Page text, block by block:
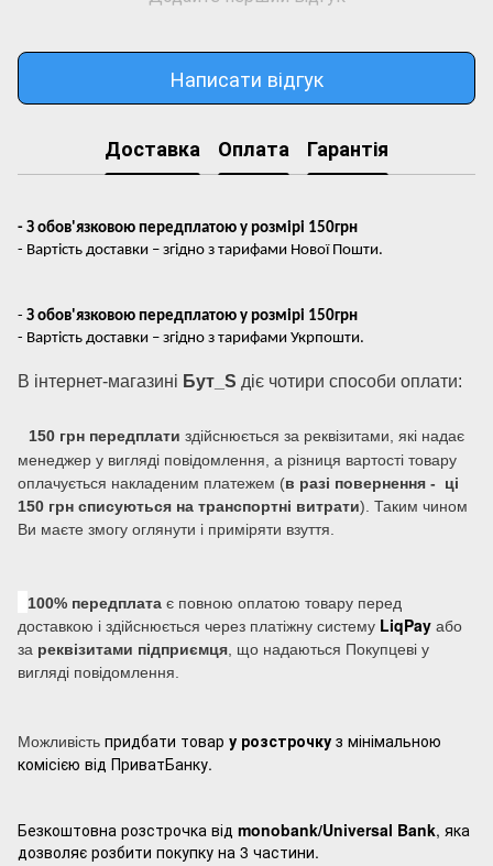
Написати відгук
Доставка Оплата Гарантія
- З обов'язковою передплатою у розмірі 150грн
- Вартість доставки – згідно з тарифами Нової Пошти.
- З обов'язковою передплатою у розмірі 150грн
- Вартість доставки – згідно з тарифами Укрпошти.
В інтернет-магазині Бут_S діє чотири способи оплати:
150 грн передплати здійснюється за реквізитами, які надає
менеджер у вигляді повідомлення, а різниця вартості товару
оплачується накладеним платежем (в разі повернення - ці
150 грн списуються на транспортні витрати). Таким чином
Ви маєте змогу оглянути і приміряти взуття.
100% передплата є повною оплатою товару перед
доставкою і здійснюється через платіжну систему LiqPay або
за реквізитами підприємця , що надаються Покупцеві у
вигляді повідомлення.
Можливість придбати товар у розстрочку з мінімальною
комісією від ПриватБанку.
Безкоштовна розстрочка від monobank/Universal Bank, яка
дозволяє розбити покупку на 3 частини.